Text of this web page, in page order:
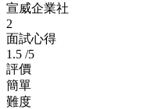
宣威企業社
2
面試心得
1.5 /5
評價
簡單
難度